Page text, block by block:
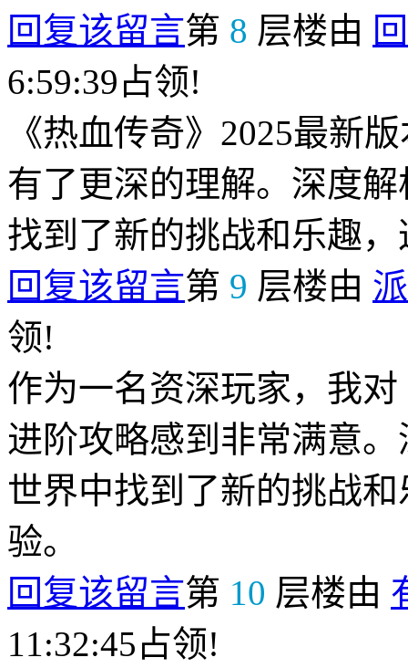
回复该留言第 8 层楼由
6:59:39占领!
《热血传奇》2025最新
有了更深的理解。深度
找到了新的挑战和乐趣
回复该留言第 9 层楼由
领!
作为一名资深玩家，我
进阶攻略感到非常满意
世界中找到了新的挑战
验。
回复该留言第 10 层楼由
11:32:45占领!